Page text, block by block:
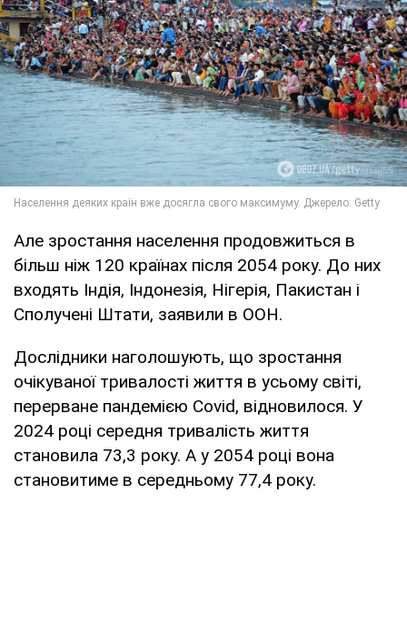
Але зростання населення продовжиться в
більш ніж 120 країнах після 2054 року. До них
входять Індія, Індонезія, Нігерія, Пакистан і
Сполучені Штати, заявили в ООН.
Дослідники наголошують, що зростання
очікуваної тривалості життя в усьому світі,
перерване пандемією Covid, відновилося. У
2024 році середня тривалість життя
становила 73,3 року. А у 2054 році вона
становитиме в середньому 77,4 року.